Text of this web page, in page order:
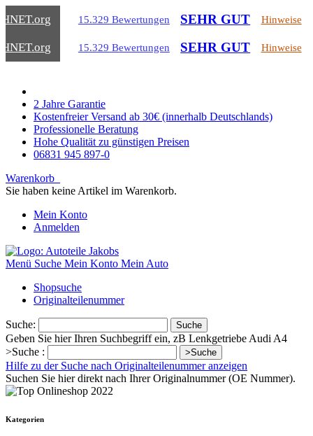
.org 15.329 Bewertungen SEHR GUT Hinweise
.org 15.329 Bewertungen SEHR GUT Hinweise
2 Jahre Garantie
Kostenfreier Versand ab 30€ (innerhalb Deutschlands)
Professionelle Beratung
Hohe Qualität zu günstigen Preisen
06831 945 897-0
Warenkorb
Sie haben keine Artikel im Warenkorb.
Mein Konto
Anmelden
Menü Suche Mein Konto Mein Auto
Shopsuche
Originalteilenummer
Suche: Suche
Geben Sie hier Ihren Suchbegriff ein, zB Lenkgetriebe Audi A4
>Suche :
>Suche
Hilfe zu der Suche nach Originalteilenummer anzeigen
Suchen Sie hier direkt nach Ihrer Originalnummer (OE Nummer).
Kategorien